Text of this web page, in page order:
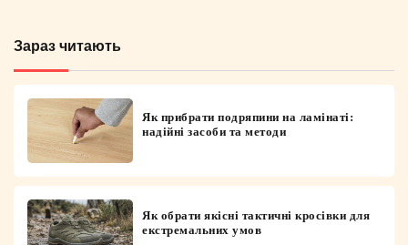
Зараз читають
Як прибрати подряпини на ламінаті:
надійні засоби та методи
Як обрати якісні тактичні кросівки для
екстремальних умов